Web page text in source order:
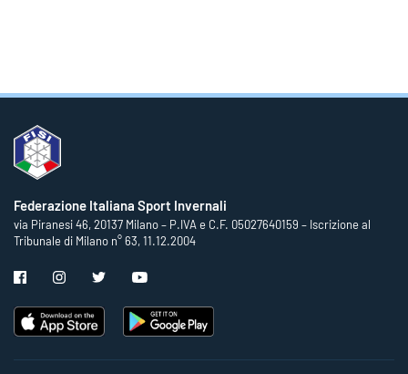
Federazione Italiana Sport Invernali
via Piranesi 46, 20137 Milano – P.IVA e C.F. 05027640159 – Iscrizione al
Tribunale di Milano n° 63, 11.12.2004